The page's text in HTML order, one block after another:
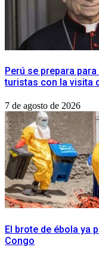
Perú se prepara
turistas con la visita
7 de agosto de 2026
El brote de ébola ya
Congo